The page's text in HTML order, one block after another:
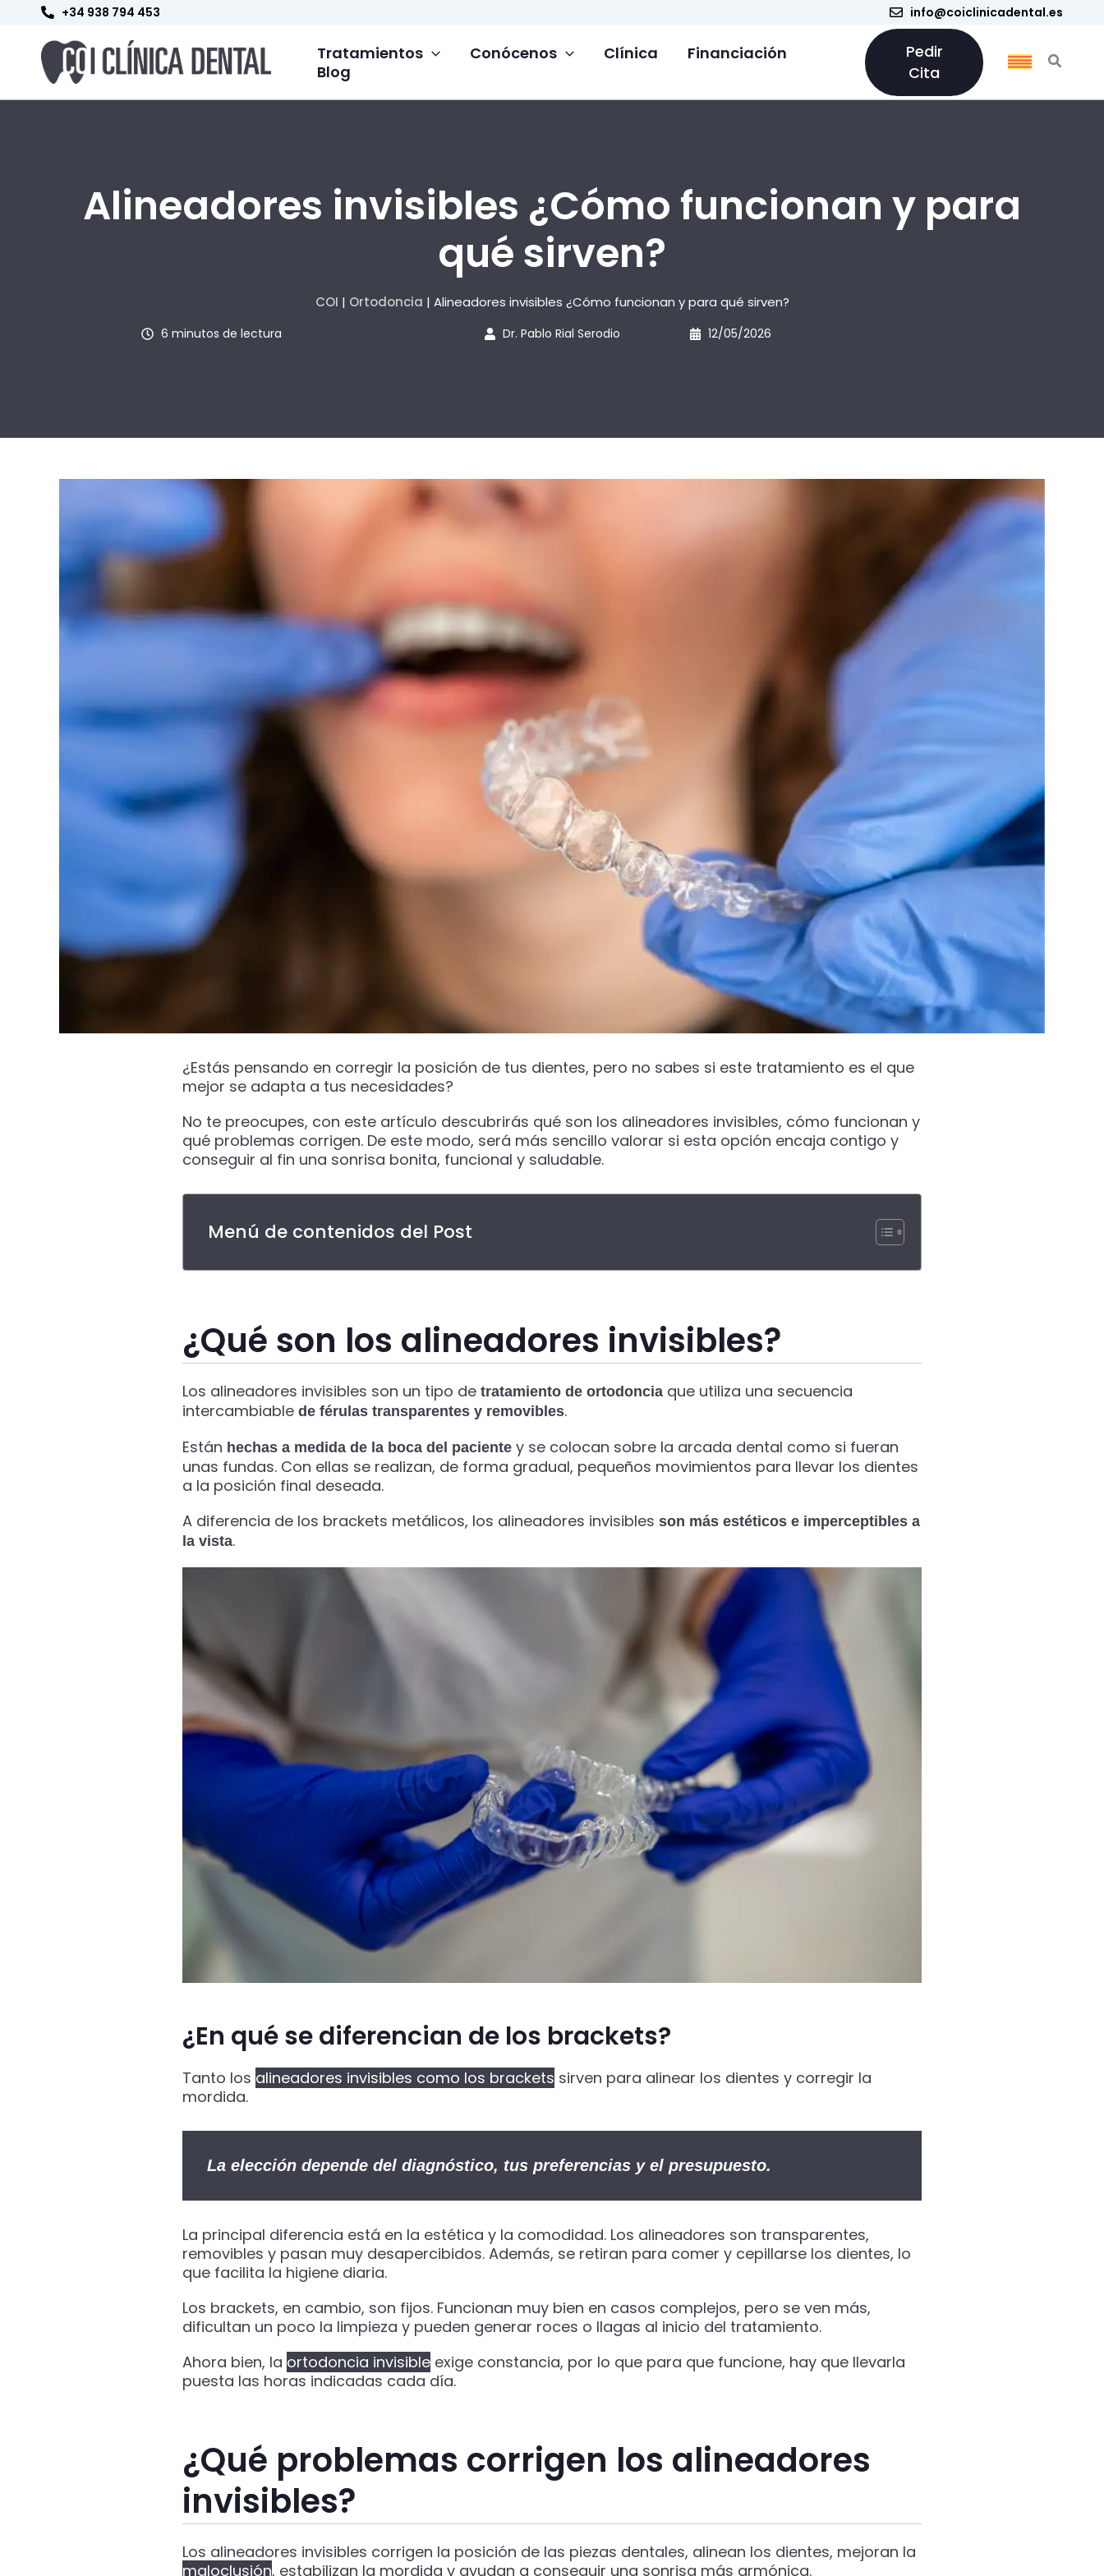
contenido
+34 938 794 453 info@coiclinicadental.es
Tratamientos Conócenos Clínica
Financiación
Blog
Pedir
Cita
Alineadores invisibles ¿Cómo funcionan y para
qué sirven?
COI | Ortodoncia | Alineadores invisibles ¿Cómo funcionan y para qué sirven?
6 minutos de lectura Dr. Pablo Rial Serodio 12/05/2026
¿Estás pensando en corregir la posición de tus dientes, pero no sabes si este tratamiento es el que
mejor se adapta a tus necesidades?
No te preocupes, con este artículo descubrirás qué son los alineadores invisibles, cómo funcionan y
qué problemas corrigen. De este modo, será más sencillo valorar si esta opción encaja contigo y
conseguir al fin una sonrisa bonita, funcional y saludable.
Menú de contenidos del Post
¿Qué son los alineadores invisibles?
Los alineadores invisibles son un tipo de tratamiento de ortodoncia que utiliza una secuencia
intercambiable de férulas transparentes y removibles.
Están hechas a medida de la boca del paciente y se colocan sobre la arcada dental como si fueran
unas fundas. Con ellas se realizan, de forma gradual, pequeños movimientos para llevar los dientes
a la posición final deseada.
A diferencia de los brackets metálicos, los alineadores invisibles son más estéticos e imperceptibles a
la vista.
¿En qué se diferencian de los brackets?
Tanto los alineadores invisibles como los brackets sirven para alinear los dientes y corregir la
mordida.
La elección depende del diagnóstico, tus preferencias y el presupuesto.
La principal diferencia está en la estética y la comodidad. Los alineadores son transparentes,
removibles y pasan muy desapercibidos. Además, se retiran para comer y cepillarse los dientes, lo
que facilita la higiene diaria.
Los brackets, en cambio, son fijos. Funcionan muy bien en casos complejos, pero se ven más,
dificultan un poco la limpieza y pueden generar roces o llagas al inicio del tratamiento.
Ahora bien, la ortodoncia invisible exige constancia, por lo que para que funcione, hay que llevarla
puesta las horas indicadas cada día.
¿Qué problemas corrigen los alineadores
invisibles?
Los alineadores invisibles corrigen la posición de las piezas dentales, alinean los dientes, mejoran la
maloclusión, estabilizan la mordida y ayudan a conseguir una sonrisa más armónica.